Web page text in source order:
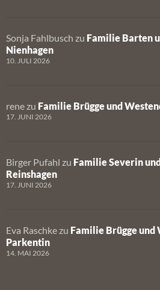
Sonja Fahlbusch zu Familie Barten
Nienhagen
10. JULI 2026
rene zu Familie Brügge und
17. JUNI 2026
Birger Pufahl zu Familie Severin
Reinshagen
17. JUNI 2026
Eva Raschke zu Familie Brügge und
Parkentin
14. MAI 2026